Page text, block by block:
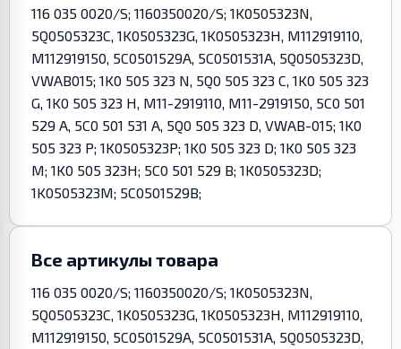
116 035 0020/S; 1160350020/S; 1K0505323N,
5Q0505323C, 1K0505323G, 1K0505323H, M112919110,
M112919150, 5C0501529A, 5C0501531A, 5Q0505323D,
VWAB015; 1K0 505 323 N, 5Q0 505 323 C, 1K0 505 323
G, 1K0 505 323 H, M11-2919110, M11-2919150, 5C0 501
529 A, 5C0 501 531 A, 5Q0 505 323 D, VWAB-015; 1K0
505 323 P; 1K0505323P; 1K0 505 323 D; 1K0 505 323
M; 1K0 505 323H; 5C0 501 529 B; 1K0505323D;
1K0505323M; 5C0501529B;
Все артикулы товара
116 035 0020/S; 1160350020/S; 1K0505323N,
5Q0505323C, 1K0505323G, 1K0505323H, M112919110,
M112919150, 5C0501529A, 5C0501531A, 5Q0505323D,